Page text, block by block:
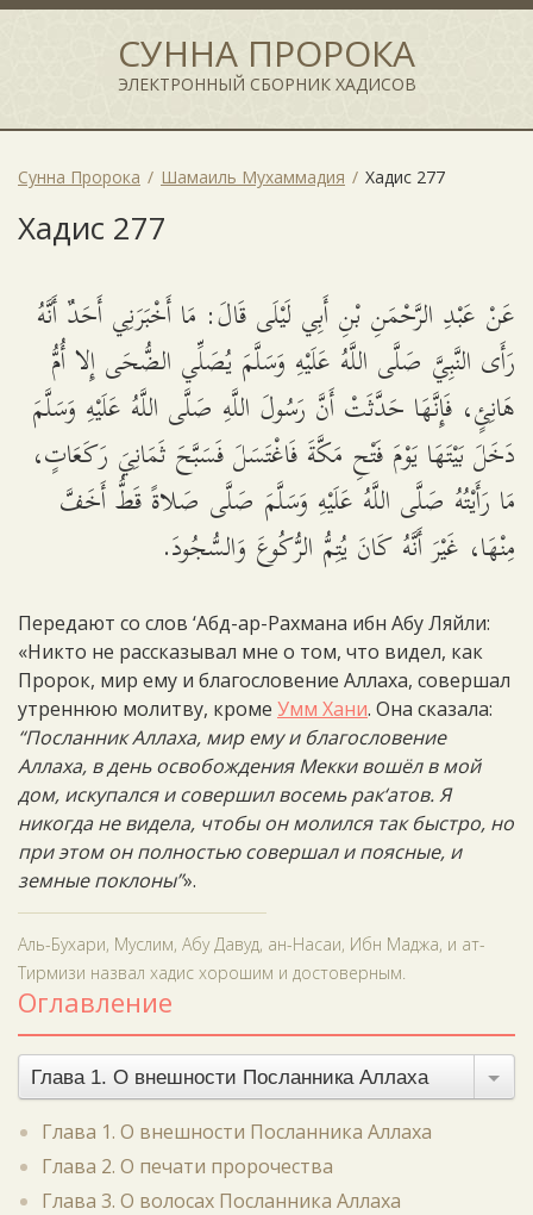
СУННА ПРОРОКА
ЭЛЕКТРОННЫЙ СБОРНИК ХАДИСОВ
Сунна Пророка Шамаиль Мухаммадия Хадис 277
Хадис 277
عَنْ عَبْدِ الرَّحْمَنِ بْنِ أَبِي لَيْلَى قَالَ: مَا أَخْبَرَنِي أَحَدٌ أَنَّهُ
رَأَى النَّبِيَّ صَلَّى اللَّهُ عَلَيْهِ وَسَلَّمَ يُصَلِّي الضُّحَى إِلا أُمُّ
هَانِئٍ، فَإِنَّهَا حَدَّثَتْ أَنَّ رَسُولَ اللَّهِ صَلَّى اللَّهُ عَلَيْهِ وَسَلَّمَ
دَخَلَ بَيْتَهَا يَوْمَ فَتْحِ مَكَّةَ فَاغْتَسَلَ فَسَبَّحَ ثَمَانِيَ رَكَعَاتٍ،
مَا رَأَيْتُهُ صَلَّى اللَّهُ عَلَيْهِ وَسَلَّمَ صَلَّى صَلاةً قَطُّ أَخَفَّ
مِنْهَا، غَيْرَ أَنَّهُ كَانَ يُتِمُّ الرُّكُوعَ وَالسُّجُودَ.
Передают со слов ‘Абд-ар-Рахмана ибн Абу Ляйли:
«Никто не рассказывал мне о том, что видел, как
Пророк, мир ему и благословение Аллаха, совершал
утреннюю молитву, кроме Умм Хани. Она сказала:
“Посланник Аллаха, мир ему и благословение
Аллаха, в день освобождения Мекки вошёл в мой
дом, искупался и совершил восемь рак‘атов. Я
никогда не видела, чтобы он молился так быстро, но
при этом он полностью совершал и поясные, и
земные поклоны”».
Аль-Бухари, Муслим, Абу Давуд, ан-Насаи, Ибн Маджа, и ат-
Тирмизи назвал хадис хорошим и достоверным.
Оглавление
Глава 1. О внешности Посланника Аллаха
Глава 1. О внешности Посланника Аллаха
Глава 2. О печати пророчества
Глава 3. О волосах Посланника Аллаха